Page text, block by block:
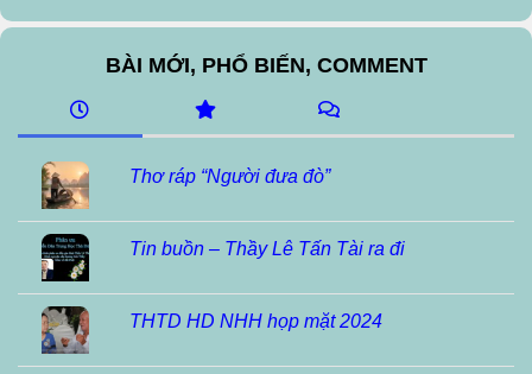
BÀI MỚI, PHỔ BIẾN, COMMENT
Thơ ráp “Người đưa đò”
Tin buồn – Thầy Lê Tấn Tài ra đi
THTD HD NHH họp mặt 2024